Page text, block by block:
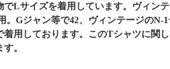
でLサイズを着用しています。ヴィン
。Gジャン等で42、ヴィンテージのN-
着用しております。このTシャツに関
。